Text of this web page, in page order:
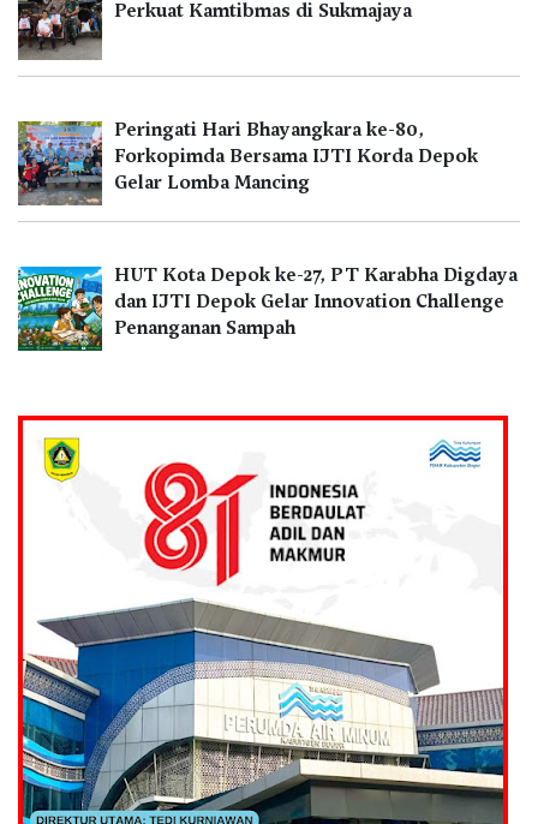
Perkuat Kamtibmas di Sukmajaya
Peringati Hari Bhayangkara ke-80,
Forkopimda Bersama IJTI Korda Depok
Gelar Lomba Mancing
HUT Kota Depok ke-27, PT Karabha Digdaya
dan IJTI Depok Gelar Innovation Challenge
Penanganan Sampah